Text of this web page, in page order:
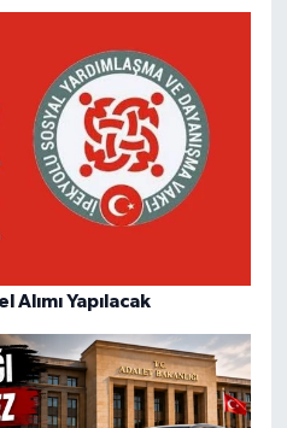
Alımı Yapılacak